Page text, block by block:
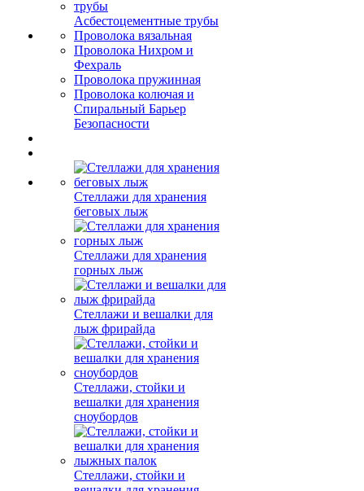
Асбестоцементные трубы
Проволока вязальная
Проволока Нихром и
Фехраль
Проволока пружинная
Проволока колючая и
Спиральный Барьер
Безопасности
Стеллажи для хранения
беговых лыж
Стеллажи для хранения
горных лыж
Стеллажи и вешалки для
лыж фрирайда
Стеллажи, стойки и
вешалки для хранения
сноубордов
Стеллажи, стойки и